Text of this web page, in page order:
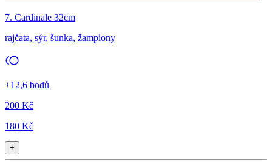
7. Cardinale 32cm
rajčata, sýr, šunka, žampiony
+12,6 bodů
200 Kč
180 Kč
+